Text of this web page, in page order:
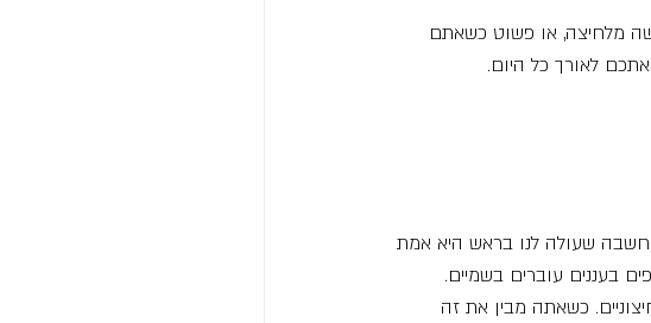
מלחיצה, או פשוט כשאתם
לאורך כל היום.
שעולה לנו בראש היא אמת
בעננים עוברים בשמיים.
כשאתה מבין את זה